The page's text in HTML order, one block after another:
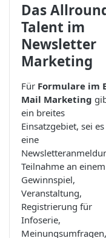
Das
Talent im
Newsletter
Marketing
Für Formulare im
Mail Marketing
ein breites
Einsatzgebiet, sei
eine
Teilnahme an einem
Gewinnspiel,
Veranstaltung,
Registrierung für
Infoserie,
Meinungsumfragen,